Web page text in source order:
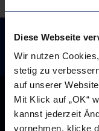
Diese Webseite
Wir nutzen
stetig zu
auf unserer
Mit Klick auf „OK“
kannst jederzeit
vornehmen, klicke